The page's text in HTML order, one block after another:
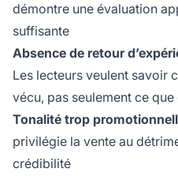
démontre une évaluation
suffisante
Absence de retour
Les lecteurs veulent savoir
vécu, pas seulement ce
Tonalité trop
privilégie la vente au
crédibilité